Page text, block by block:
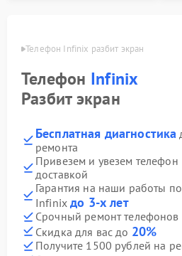
Телефон Infinix разбит экран
Телефон Infinix
Разбит экран
Бесплатная диагностика
ремонта
Привезем и увезем
доставкой
Гарантия на наши работы
Infinixдо 3-х лет
Срочный ремонт телефонов
Скидка для вас до 20%
Получите 1500 рублей на